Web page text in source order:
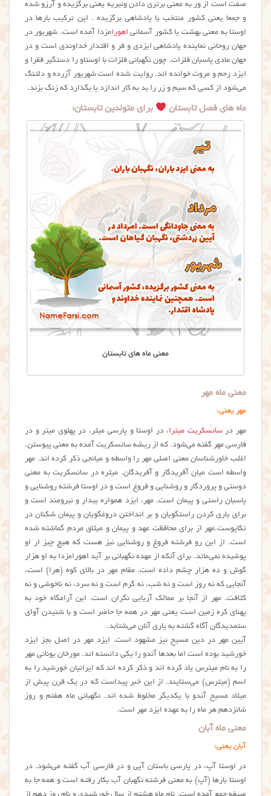
صفت است از ور به معنی برتری دادن وئیریه یعنی برگزیده و آرزو شده
و جمعا یعنی کشور منتخب یا پادشاهی برگزیده . این ترکیب بارها در
اوستا به معنی بهشت یا کشور آسمانی اهورامزدا آمده است. شهریور در
جهان روحانی نماینده پادشاهی ایزدی و فر و اقتدار خداوندی است و در
جهان مادی پاسبان فلزات. چون نگهبانی فلزات با اوستاو را دستگیر فقرا و
ایزد رحم و مروت خوانده اند. روایت شده است شهریور آزرده و دلتنگ
می‌شود از کسی که سیم و زر را بد به کار اندازد یا بگذارد که زنگ بزند.
ماه های فصل تابستان برای متولدین تابستان:
معنی ماه های تابستان
معنی ماه مهر
مهر یعنی:
مهر درسانسکریت میترا، در اوستا و پارسی میثر، در پهلوی میتر و در
فارسی مهر گفته می‌شود. که از ریشه سانسکریت آمده به معنی پیوستن.
اغلب خاورشناسان معنی اصلی مهر را واسطه و میانجی ذکر کرده اند. مهر
واسطه است میان آفریدگار و آفریدگان. میثره در سانسکریت به معنی
دوستی و پروردگار و روشنایی و فروغ است و در اوستا فرشته روشنایی و
پاسبان راستی و پیمان است. مهر، ایزد همواره بیدار و نیرومند است و
برای یاری کردن راستگویان و بر انداختن دروغگویان و پیمان شکنان در
تکاپوست.مهر از برای محافظت عهد و پیمان و میثاق مردم گماشته شده
است. از این رو فرشته فروغ و روشنایی نیز هست که هیچ چیز ار او
پوشیده نمی‌ماند. برای آنکه از عهده نگهبانی بر آید اهورامزدا به او هزار
گوش و ده هزار چشم داده است. مقام مهر در بالای کوه (هرا) است،
آنجایی که نه روز است و نه شب، نه گرم است و نه سرد، نه ناخوشی و نه
کثافت. مهر از آنجا بر ممالک آریایی نگران است. این آرامگاه خود به
پهنای کره زمین است یعنی مهر در همه جا حاضر است و با شنیدن آوای
ستمدیدگان آگاه گشته به یاری آنان می‌شتابد.
آیین مهر در دین مسیح نیز مشهود است. ایزد مهر در اصل بجز ایزد
خورشید بوده است اما بعدها آندو را یکی دانسته اند. مورخان یونانی مهر
را به نام میترس یاد کرده اند و ذکر کرده اند که ایرانیان خورشید را به
اسم (میترس) می‌ستایند. از این خبر پیداست که در یک قرن پیش از
میلاد مسیح آندو با یکدیگر مخلوط شده اند. نگهبانی ماه هفتم و روز
شانزدهم هر ماه را به عهده ایزد مهر است.
معنی ماه آبان
آبان یعنی:
در اوستا آپ، در پارسی باستان آپی و در فارسی آب گفته می‌شود. در
اوستا بارها (آپ) به معنی فرشته نگهبان آب بکار رفته است و همه جا به